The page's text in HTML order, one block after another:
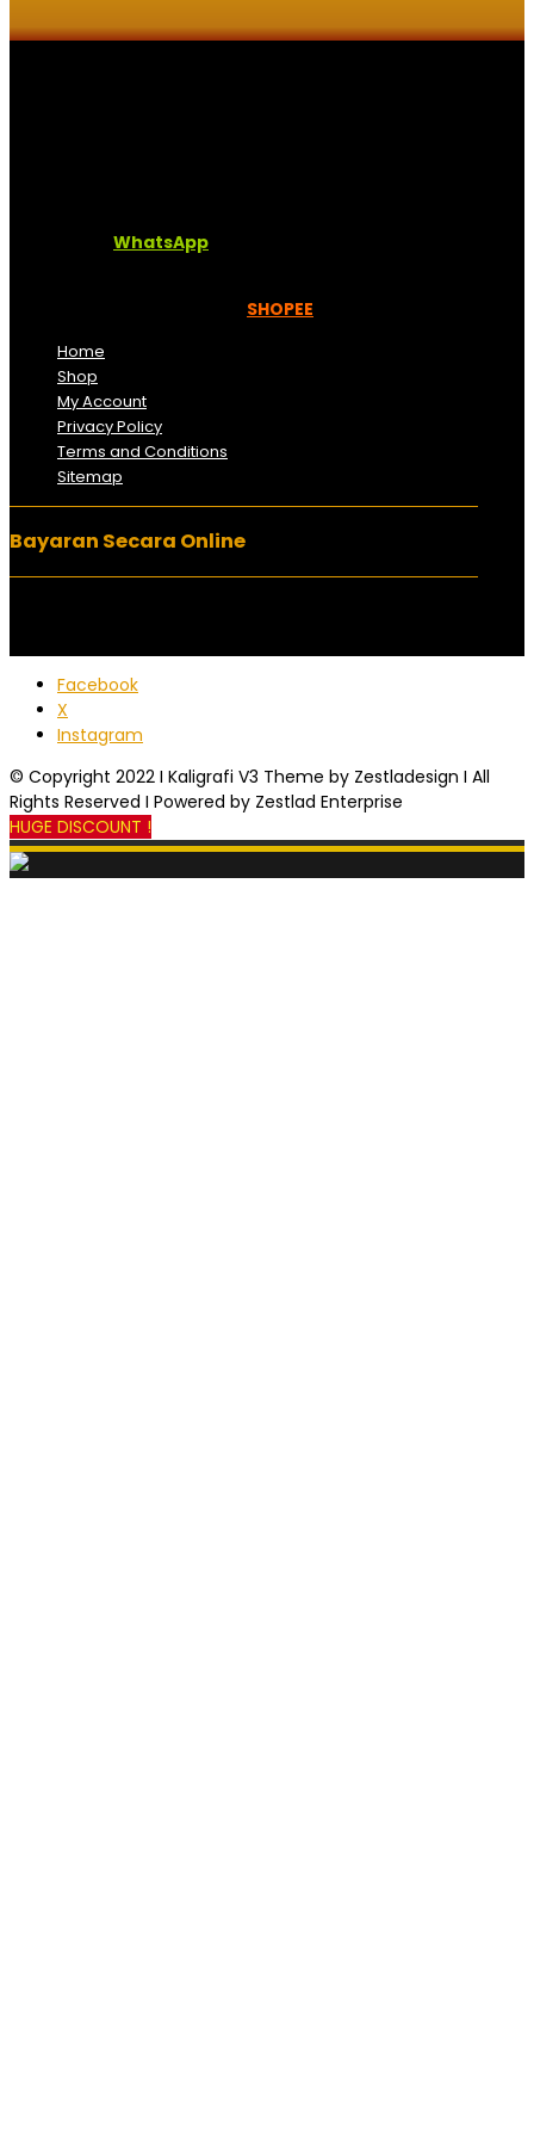
WhatsApp
SHOPEE
Home
Shop
My Account
Privacy Policy
Terms and Conditions
Sitemap
Bayaran Secara Online
Facebook
X
Instagram
© Copyright 2022 I Kaligrafi V3 Theme by Zestladesign I All
Rights Reserved I Powered by Zestlad Enterprise
HUGE DISCOUNT !